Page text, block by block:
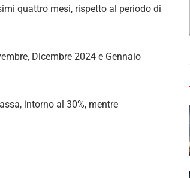
quattro mesi, rispetto al periodo di
Dicembre 2024 e Gennaio
intorno al 30%, mentre